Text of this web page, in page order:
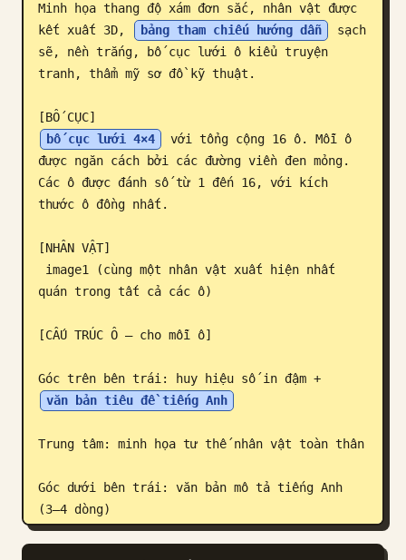
Blog
Cập nhật
Minh họa thang độ xám đơn sắc, nhân vật được
kết xuất 3D,
bảng tham chiếu hướng dẫn
sạch
sẽ, nền trắng, bố cục lưới ô kiểu truyện
tranh, thẩm mỹ sơ đồ kỹ thuật.
bố cục lưới 4×4
với tổng cộng 16 ô. Mỗi ô
được ngăn cách bởi các đường viền đen mỏng.
Các ô được đánh số từ 1 đến 16, với kích
thước ô đồng nhất.
[NHÂN VẬT]
quán trong tất cả các ô)
[CẤU TRÚC Ô – cho mỗi ô]
Góc trên bên trái: huy hiệu số in đậm +
văn bản tiêu đề tiếng Anh
Trung tâm: minh họa tư thế nhân vật toàn thân
Góc dưới bên trái: văn bản mô tả tiếng Anh
(3–4 dòng)